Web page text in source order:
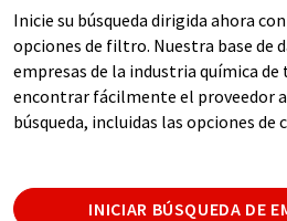
Inicie su búsqueda dirigida ahora
opciones de filtro. Nuestra base de
empresas de la industria química de
encontrar fácilmente el proveedor
búsqueda, incluidas las opciones de
INICIAR BÚSQUEDA DE